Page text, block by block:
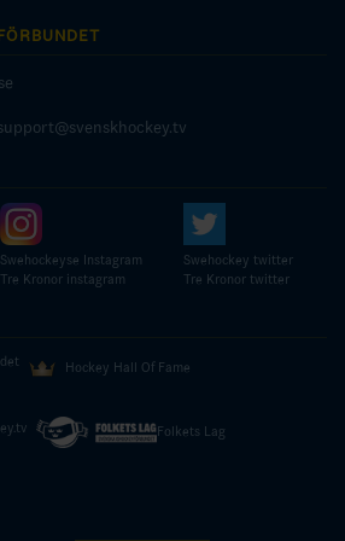
Swehockeyse Instagram
Tre Kronor instagram
Swehockey twitter
Tre Kronor twitter
Hockey Hall Of Fame
Folkets Lag